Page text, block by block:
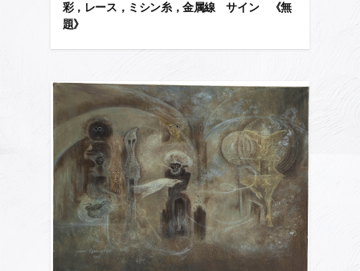
彩，レース，ミシン糸，金属線 サイン 《無
題》